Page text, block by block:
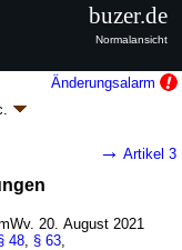
Änderungsalarm
ab 20.08.2021,
→ Artikel 3
20. August 2021
48 § 63
buzer.de
Normalansicht